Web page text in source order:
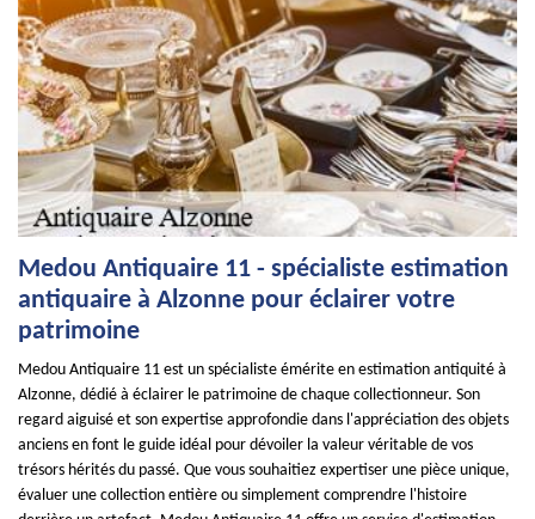
Medou Antiquaire 11 - spécialiste estimation
antiquaire à Alzonne pour éclairer votre
patrimoine
Medou Antiquaire 11 est un spécialiste émérite en estimation antiquité à
Alzonne, dédié à éclairer le patrimoine de chaque collectionneur. Son
regard aiguisé et son expertise approfondie dans l'appréciation des objets
anciens en font le guide idéal pour dévoiler la valeur véritable de vos
trésors hérités du passé. Que vous souhaitiez expertiser une pièce unique,
évaluer une collection entière ou simplement comprendre l'histoire